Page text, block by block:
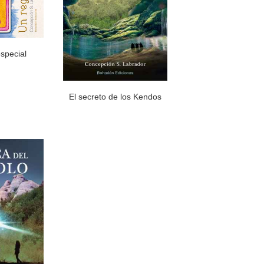
El secreto de los Kendos